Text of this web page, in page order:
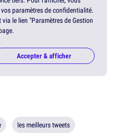
paramètres de confidentialité.
le lien "Paramètres de Gestion
Accepter & afficher
les meilleurs tweets